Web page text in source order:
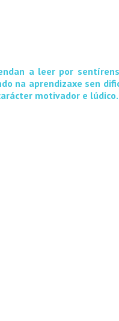
a leer por
na aprendizaxe sen
motivador e lúdico.